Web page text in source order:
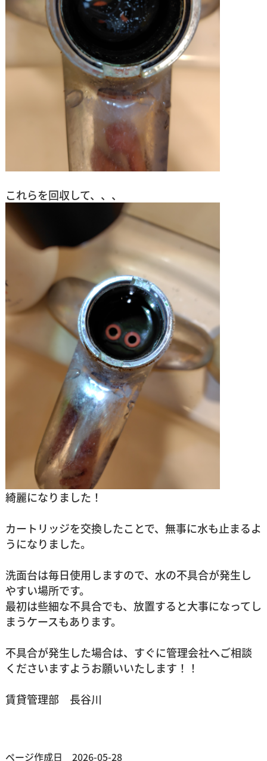
これらを回収して、、、
綺麗になりました！
カートリッジを交換したことで、無事に水も止まるよ
うになりました。
洗面台は毎日使用しますので、水の不具合が発生し
やすい場所です。
最初は些細な不具合でも、放置すると大事になってし
まうケースもあります。
不具合が発生した場合は、すぐに管理会社へご相談
くださいますようお願いいたします！！
賃貸管理部 長谷川
ページ作成日 2026-05-28